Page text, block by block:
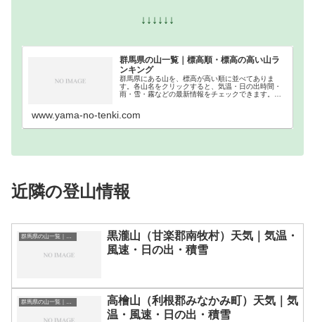
↓↓↓↓↓↓
群馬県の山一覧｜標高順・標高の高い山ラ
ンキング
群馬県にある山を、標高が高い順に並べてありま
す。各山名をクリックすると、気温・日の出時間・
雨・雪・霧などの最新情報をチェックできます。群
www.yama-no-tenki.com
近隣の登山情報
群馬県の山一覧｜標高順・標高の高い山ランキング
黒瀧山（甘楽郡南牧村）天気｜気温・
風速・日の出・積雪
群馬県の山一覧｜標高順・標高の高い山ランキング
高檜山（利根郡みなかみ町）天気｜気
温・風速・日の出・積雪